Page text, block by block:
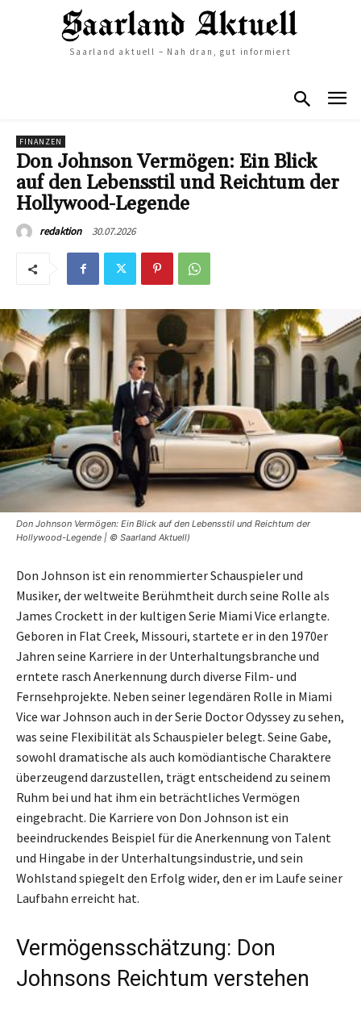
Saarland aktuell – Nah dran, gut informiert
FINANZEN
Don Johnson Vermögen: Ein Blick
auf den Lebensstil und Reichtum der
Hollywood-Legende
redaktion 30.07.2026
Don Johnson Vermögen: Ein Blick auf den Lebensstil und Reichtum der
Hollywood-Legende | © Saarland Aktuell)
Don Johnson ist ein renommierter Schauspieler und
Musiker, der weltweite Berühmtheit durch seine Rolle als
James Crockett in der kultigen Serie Miami Vice erlangte.
Geboren in Flat Creek, Missouri, startete er in den 1970er
Jahren seine Karriere in der Unterhaltungsbranche und
erntete rasch Anerkennung durch diverse Film- und
Fernsehprojekte. Neben seiner legendären Rolle in Miami
Vice war Johnson auch in der Serie Doctor Odyssey zu sehen,
was seine Flexibilität als Schauspieler belegt. Seine Gabe,
sowohl dramatische als auch komödiantische Charaktere
überzeugend darzustellen, trägt entscheidend zu seinem
Ruhm bei und hat ihm ein beträchtliches Vermögen
eingebracht. Die Karriere von Don Johnson ist ein
beeindruckendes Beispiel für die Anerkennung von Talent
und Hingabe in der Unterhaltungsindustrie, und sein
Wohlstand spiegelt den Erfolg wider, den er im Laufe seiner
Laufbahn erreicht hat.
Vermögensschätzung: Don
Johnsons Reichtum verstehen